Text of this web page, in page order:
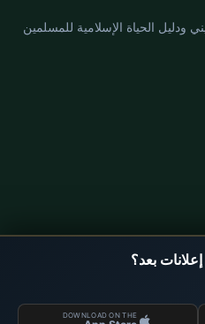
ودليل الحياة الإسلامية للمسلمين
بعد؟
DOWNLOAD ON THE